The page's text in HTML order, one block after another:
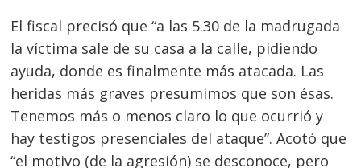
El fiscal precisó que “a las 5.30 de la madrugada
la víctima sale de su casa a la calle, pidiendo
ayuda, donde es finalmente más atacada. Las
heridas más graves presumimos que son ésas.
Tenemos más o menos claro lo que ocurrió y
hay testigos presenciales del ataque”. Acotó que
“el motivo (de la agresión) se desconoce, pero
Navegación
de
entradas